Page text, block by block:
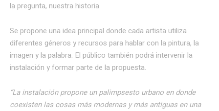
la pregunta, nuestra historia.
Se propone una idea principal donde cada artista utiliza
diferentes géneros y recursos para hablar con la pintura, la
imagen y la palabra. El público también podrá intervenir la
instalación y formar parte de la propuesta.
“La instalación propone un palimpsesto urbano en donde
coexisten las cosas más modernas y más antiguas en una